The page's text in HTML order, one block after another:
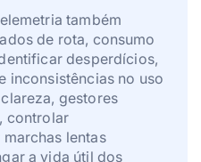
também
de rota, consumo
desperdícios,
inconsistências no uso
gestores
controlar
lentas
a vida útil dos